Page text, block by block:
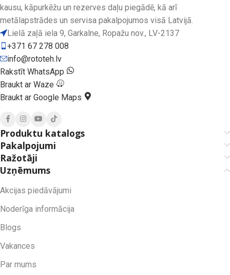
kausu, kāpurkēžu un rezerves daļu piegādē, kā arī
metālapstrādes un servisa pakalpojumos visā Latvijā.
Lielā zaļā iela 9, Garkalne, Ropažu nov., LV-2137
+371 67 278 008
info@rototeh.lv
Rakstīt WhatsApp
Braukt ar Waze
Braukt ar Google Maps
Produktu katalogs
Pakalpojumi
Ražotāji
Uzņēmums
Akcijas piedāvājumi
Noderīga informācija
Blogs
Vakances
Par mums